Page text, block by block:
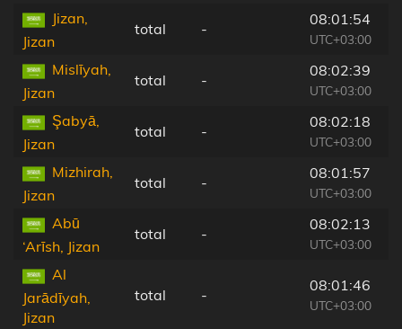
Jizan,
Jizan
total -
08:01:54
UTC+03:00
Mislīyah,
Jizan
total -
08:02:39
UTC+03:00
Şabyā,
Jizan
total -
08:02:18
UTC+03:00
Mizhirah,
Jizan
total -
08:01:57
UTC+03:00
Abū
‘Arīsh, Jizan
total -
08:02:13
UTC+03:00
Al
Jarādīyah,
Jizan
total -
08:01:46
UTC+03:00